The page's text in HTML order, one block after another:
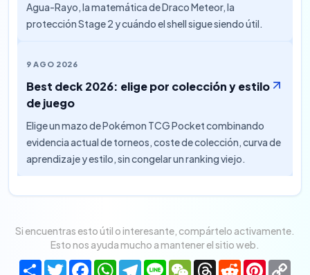
Agua-Rayo, la matemática de Draco Meteor, la
protección Stage 2 y cuándo el shell sigue siendo útil.
9 AGO 2026
Best deck 2026: elige por colección y estilo
de juego
Elige un mazo de Pokémon TCG Pocket combinando
evidencia actual de torneos, coste de colección, curva de
aprendizaje y estilo, sin congelar un ranking viejo.
Si encuentras esto útil o interesante, compártelo activamente.
Esto nos ayuda mucho a mantener el sitio web.
ShareTwitterFacebookWhatsApp
Telegram
Line WeChatThreads
Reddit